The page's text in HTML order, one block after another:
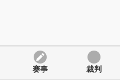
赛事 裁判